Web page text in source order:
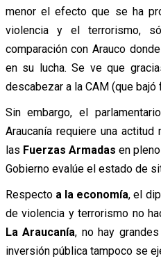
menor el efecto que se ha
violencia y el terrorismo,
comparación con Arauco
en su lucha. Se ve que
descabezar a la CAM (que
Sin embargo, el
Araucanía requiere una
las Fuerzas Armadas en
Gobierno evalúe el estado de
Respectoa la economía, el
de violencia y terrorismo no
La Araucanía, no hay
inversión pública tampoco se